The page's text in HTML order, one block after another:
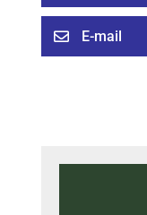
 E-mail